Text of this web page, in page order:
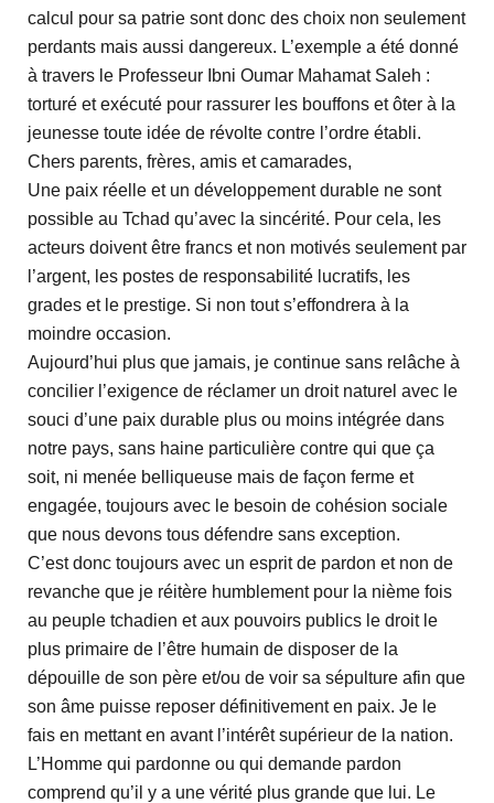
calcul pour sa patrie sont donc des choix non seulement
perdants mais aussi dangereux. L’exemple a été donné
à travers le Professeur Ibni Oumar Mahamat Saleh :
torturé et exécuté pour rassurer les bouffons et ôter à la
jeunesse toute idée de révolte contre l’ordre établi.
Chers parents, frères, amis et camarades,
Une paix réelle et un développement durable ne sont
possible au Tchad qu’avec la sincérité. Pour cela, les
acteurs doivent être francs et non motivés seulement par
l’argent, les postes de responsabilité lucratifs, les
grades et le prestige. Si non tout s’effondrera à la
moindre occasion.
Aujourd’hui plus que jamais, je continue sans relâche à
concilier l’exigence de réclamer un droit naturel avec le
souci d’une paix durable plus ou moins intégrée dans
notre pays, sans haine particulière contre qui que ça
soit, ni menée belliqueuse mais de façon ferme et
engagée, toujours avec le besoin de cohésion sociale
que nous devons tous défendre sans exception.
C’est donc toujours avec un esprit de pardon et non de
revanche que je réitère humblement pour la nième fois
au peuple tchadien et aux pouvoirs publics le droit le
plus primaire de l’être humain de disposer de la
dépouille de son père et/ou de voir sa sépulture afin que
son âme puisse reposer définitivement en paix. Je le
fais en mettant en avant l’intérêt supérieur de la nation.
L’Homme qui pardonne ou qui demande pardon
comprend qu’il y a une vérité plus grande que lui. Le